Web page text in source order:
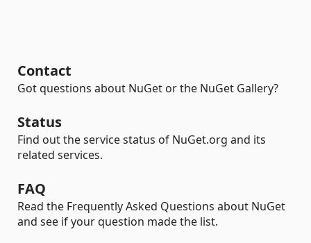
Contact
Got questions about NuGet or the NuGet Gallery?
Status
Find out the service status of NuGet.org and its
related services.
FAQ
Read the Frequently Asked Questions about NuGet
and see if your question made the list.